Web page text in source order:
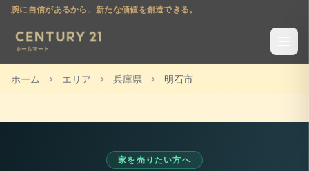
腕に自信があるから、新たな価値を創造できる。
ホーム エリア 兵庫県 明石市
家を売りたい方へ